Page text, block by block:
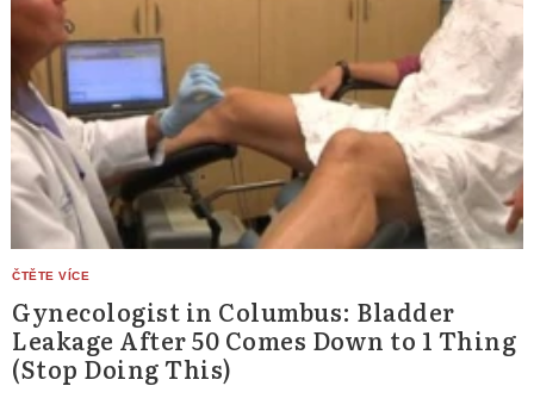
Gynecologist in Columbus: Bladder
Leakage After 50 Comes Down to 1 Thing
(Stop Doing This)